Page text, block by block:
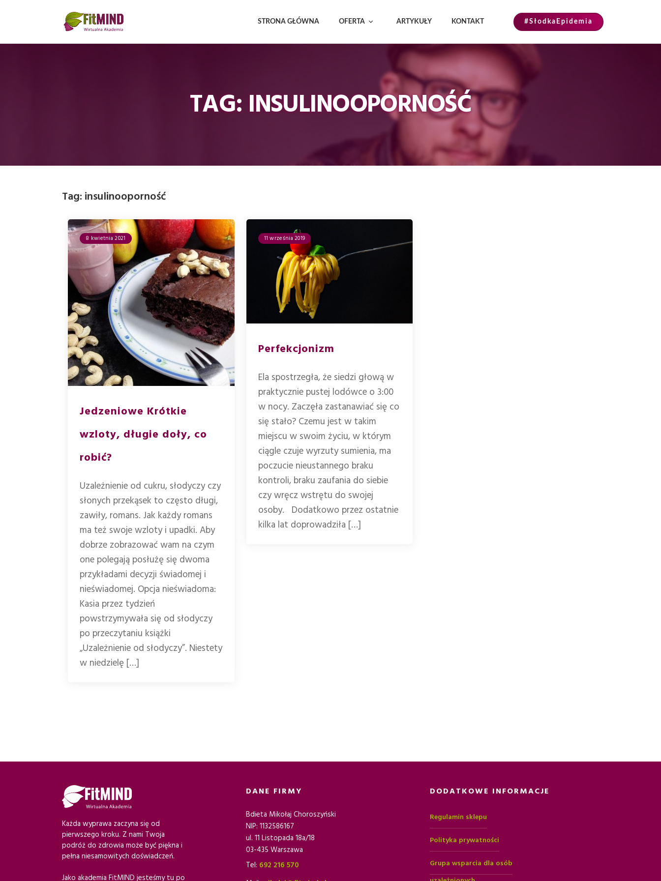
STRONA GŁÓWNA OFERTA ARTYKUŁY KONTAKT #SłodkaEpidemia
TAG: INSULINOOPORNOŚĆ
Tag: insulinooporność
8 kwietnia 2021
Jedzeniowe Krótkie
wzloty, długie doły, co
robić?
Uzależnienie od cukru, słodyczy czy
słonych przekąsek to często długi,
zawiły, romans. Jak każdy romans
ma też swoje wzloty i upadki. Aby
dobrze zobrazować wam na czym
one polegają posłużę się dwoma
przykładami decyzji świadomej i
nieświadomej. Opcja nieświadoma:
Kasia przez tydzień
powstrzymywała się od słodyczy
po przeczytaniu książki
„Uzależnienie od słodyczy”. Niestety
w niedzielę […]
11 września 2019
Perfekcjonizm
Ela spostrzegła, że siedzi głową w
praktycznie pustej lodówce o 3:00
w nocy. Zaczęła zastanawiać się co
się stało? Czemu jest w takim
miejscu w swoim życiu, w którym
ciągle czuje wyrzuty sumienia, ma
poczucie nieustannego braku
kontroli, braku zaufania do siebie
czy wręcz wstrętu do swojej
osoby. Dodatkowo przez ostatnie
kilka lat doprowadziła […]
Każda wyprawa zaczyna się od
pierwszego kroku. Z nami Twoja
podróż do zdrowia może być piękna i
pełna niesamowitych doświadczeń.
Jako akademia FitMIND jesteśmy tu po
DANE FIRMY
Bdieta Mikołaj Choroszyński
NIP: 1132586167
ul. 11 Listopada 18a/18
03-435 Warszawa
Tel: 692 216 570
DODATKOWE INFORMACJE
Regulamin sklepu
Polityka prywatności
Grupa wsparcia dla osób